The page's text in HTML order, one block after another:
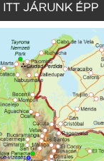
ITT JÁRUNK ÉPP